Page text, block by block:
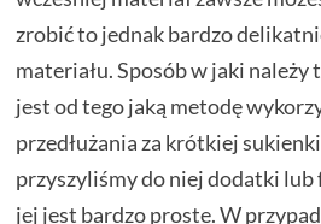
zrobić to jednak bardzo
materiału. Sposób w jaki należy
jest od tego jaką metodę
przedłużania za krótkiej
przyszyliśmy do niej dodatki
jej jest bardzo proste. W